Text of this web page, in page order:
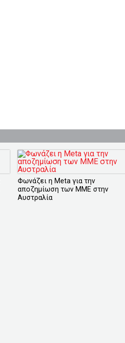
Φωνάζει η Meta για την
αποζημίωση των ΜΜΕ στην
Αυστραλία